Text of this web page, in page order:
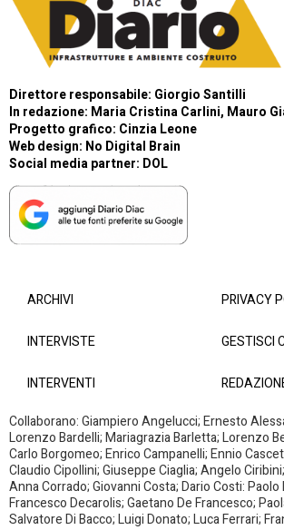
Direttore responsabile: Giorgio Santilli
In redazione: Maria Cristina Carlini, Mauro
Progetto grafico: Cinzia Leone
Web design: No Digital Brain
Social media partner: DOL
ARCHIVI
INTERVISTE
INTERVENTI
PRIVACY
GESTISCI
Collaborano: Giampiero Angelucci; Ernesto
Lorenzo Bardelli; Mariagrazia Barletta; Lorenzo
Carlo Borgomeo; Enrico Campanelli; Ennio
Claudio Cipollini; Giuseppe Ciaglia; Angelo
Anna Corrado; Giovanni Costa; Dario Costi: Paolo
Francesco Decarolis; Gaetano De Francesco;
Salvatore Di Bacco; Luigi Donato; Luca Ferrari;